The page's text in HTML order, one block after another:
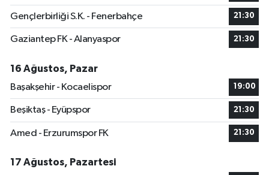
Gençlerbirliği S.K. - Fenerbahçe 21:30
Gaziantep FK - Alanyaspor 21:30
16 Ağustos, Pazar
Başakşehir - Kocaelispor
19:00
Beşiktaş - Eyüpspor 21:30
Amed - Erzurumspor FK 21:30
17 Ağustos, Pazartesi